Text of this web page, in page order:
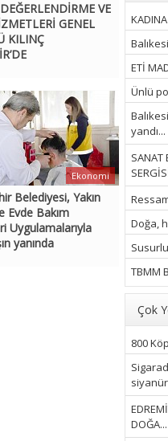
ETİ
Ünlü
yandı...
SANAT
Doğa,
TBMM
Çok
800
DOĞA...
VE
GENEL
KILINÇ
Belediyesi, Yakın
Evde Bakım
Uygulamalarıyla
yanında
Ekonomi